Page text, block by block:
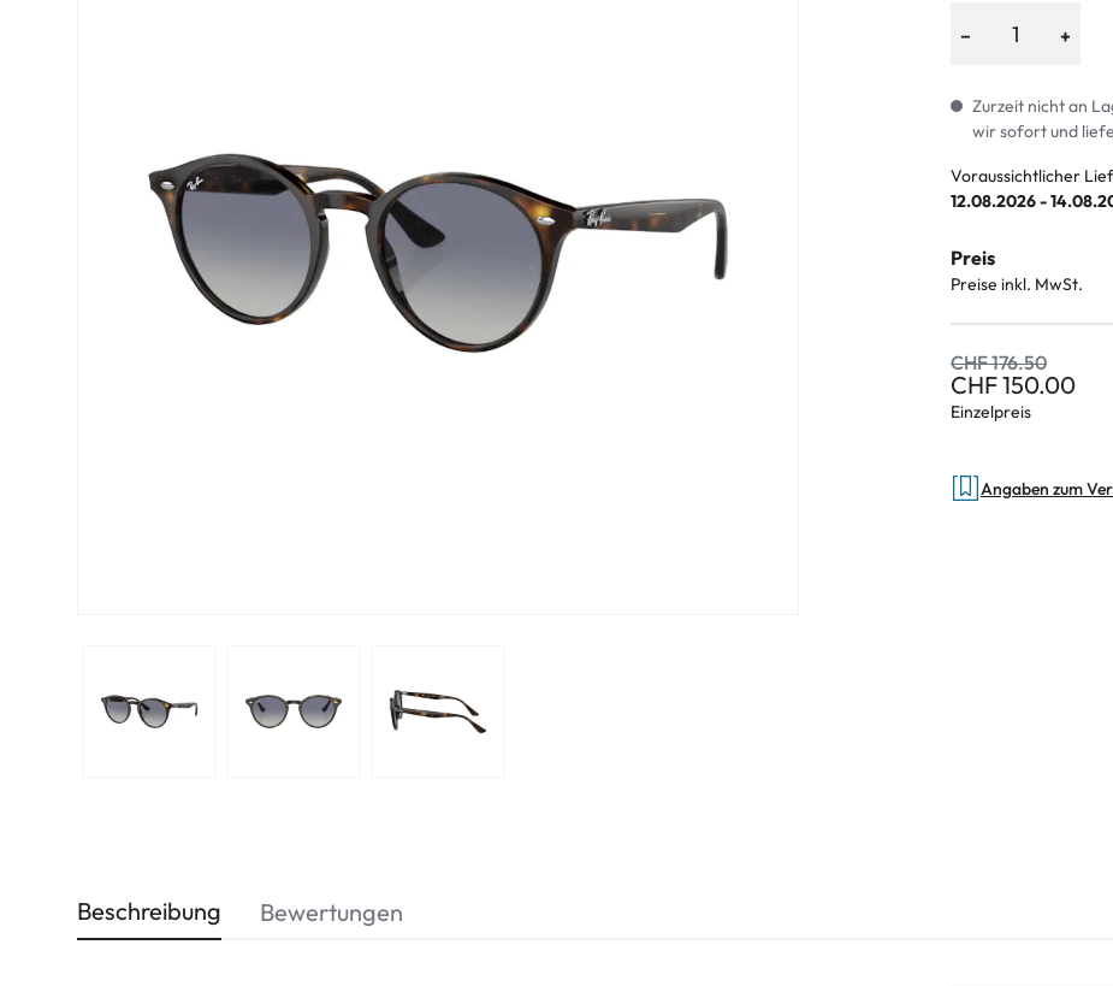
Biofinity
− +
Zurzeit nicht an
wir sofort und
Voraussichtlicher
12.08.2026 -
Preis
Preise inkl. MwSt.
CHF 176.50
CHF 150.00
Einzelpreis
Angaben zum
Beschreibung Bewertungen